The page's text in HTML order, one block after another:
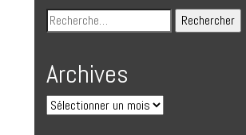
Archives